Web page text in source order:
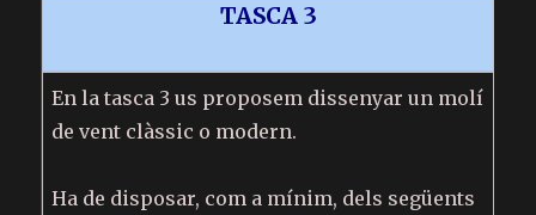
TASCA 3
En la tasca 3 us proposem dissenyar un molí
de vent clàssic o modern.
Ha de disposar, com a mínim, dels següents